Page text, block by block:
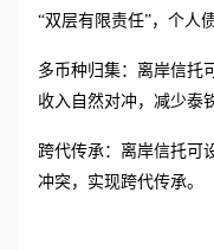
“双层有限责任”，个人
多币种归集：离岸信托
收入自然对冲，减少泰
跨代传承：离岸信托可
冲突，实现跨代传承。